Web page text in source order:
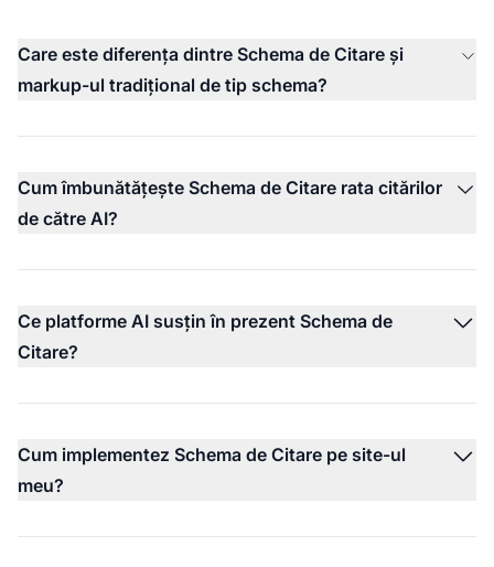
Care este diferența dintre Schema de Citare și
markup-ul tradițional de tip schema?
Cum îmbunătățește Schema de Citare rata citărilor
de către AI?
Ce platforme AI susțin în prezent Schema de
Citare?
Cum implementez Schema de Citare pe site-ul
meu?